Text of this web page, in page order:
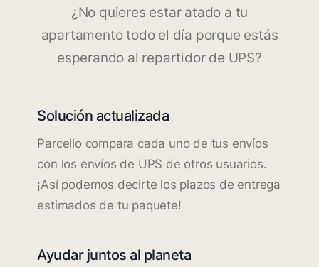
¿No quieres estar atado a tu
apartamento todo el día porque estás
esperando al repartidor de UPS?
Solución actualizada
Parcello compara cada uno de tus envíos
con los envíos de UPS de otros usuarios.
¡Así podemos decirte los plazos de entrega
estimados de tu paquete!
Ayudar juntos al planeta